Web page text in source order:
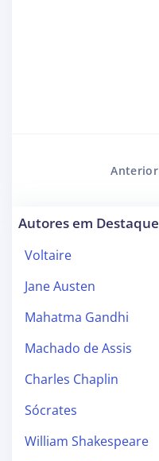
Anterior
Autores em Destaque
Voltaire
Jane Austen
Mahatma Gandhi
Machado de Assis
Charles Chaplin
Sócrates
William Shakespeare